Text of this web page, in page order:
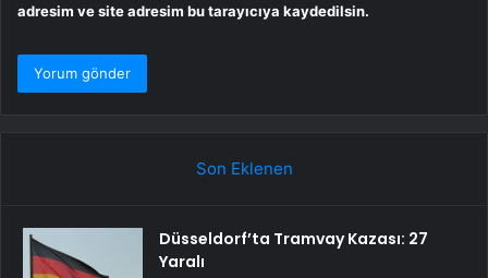
adresim ve site adresim bu tarayıcıya kaydedilsin.
Son Eklenen
Düsseldorf’ta Tramvay Kazası: 27
Yaralı